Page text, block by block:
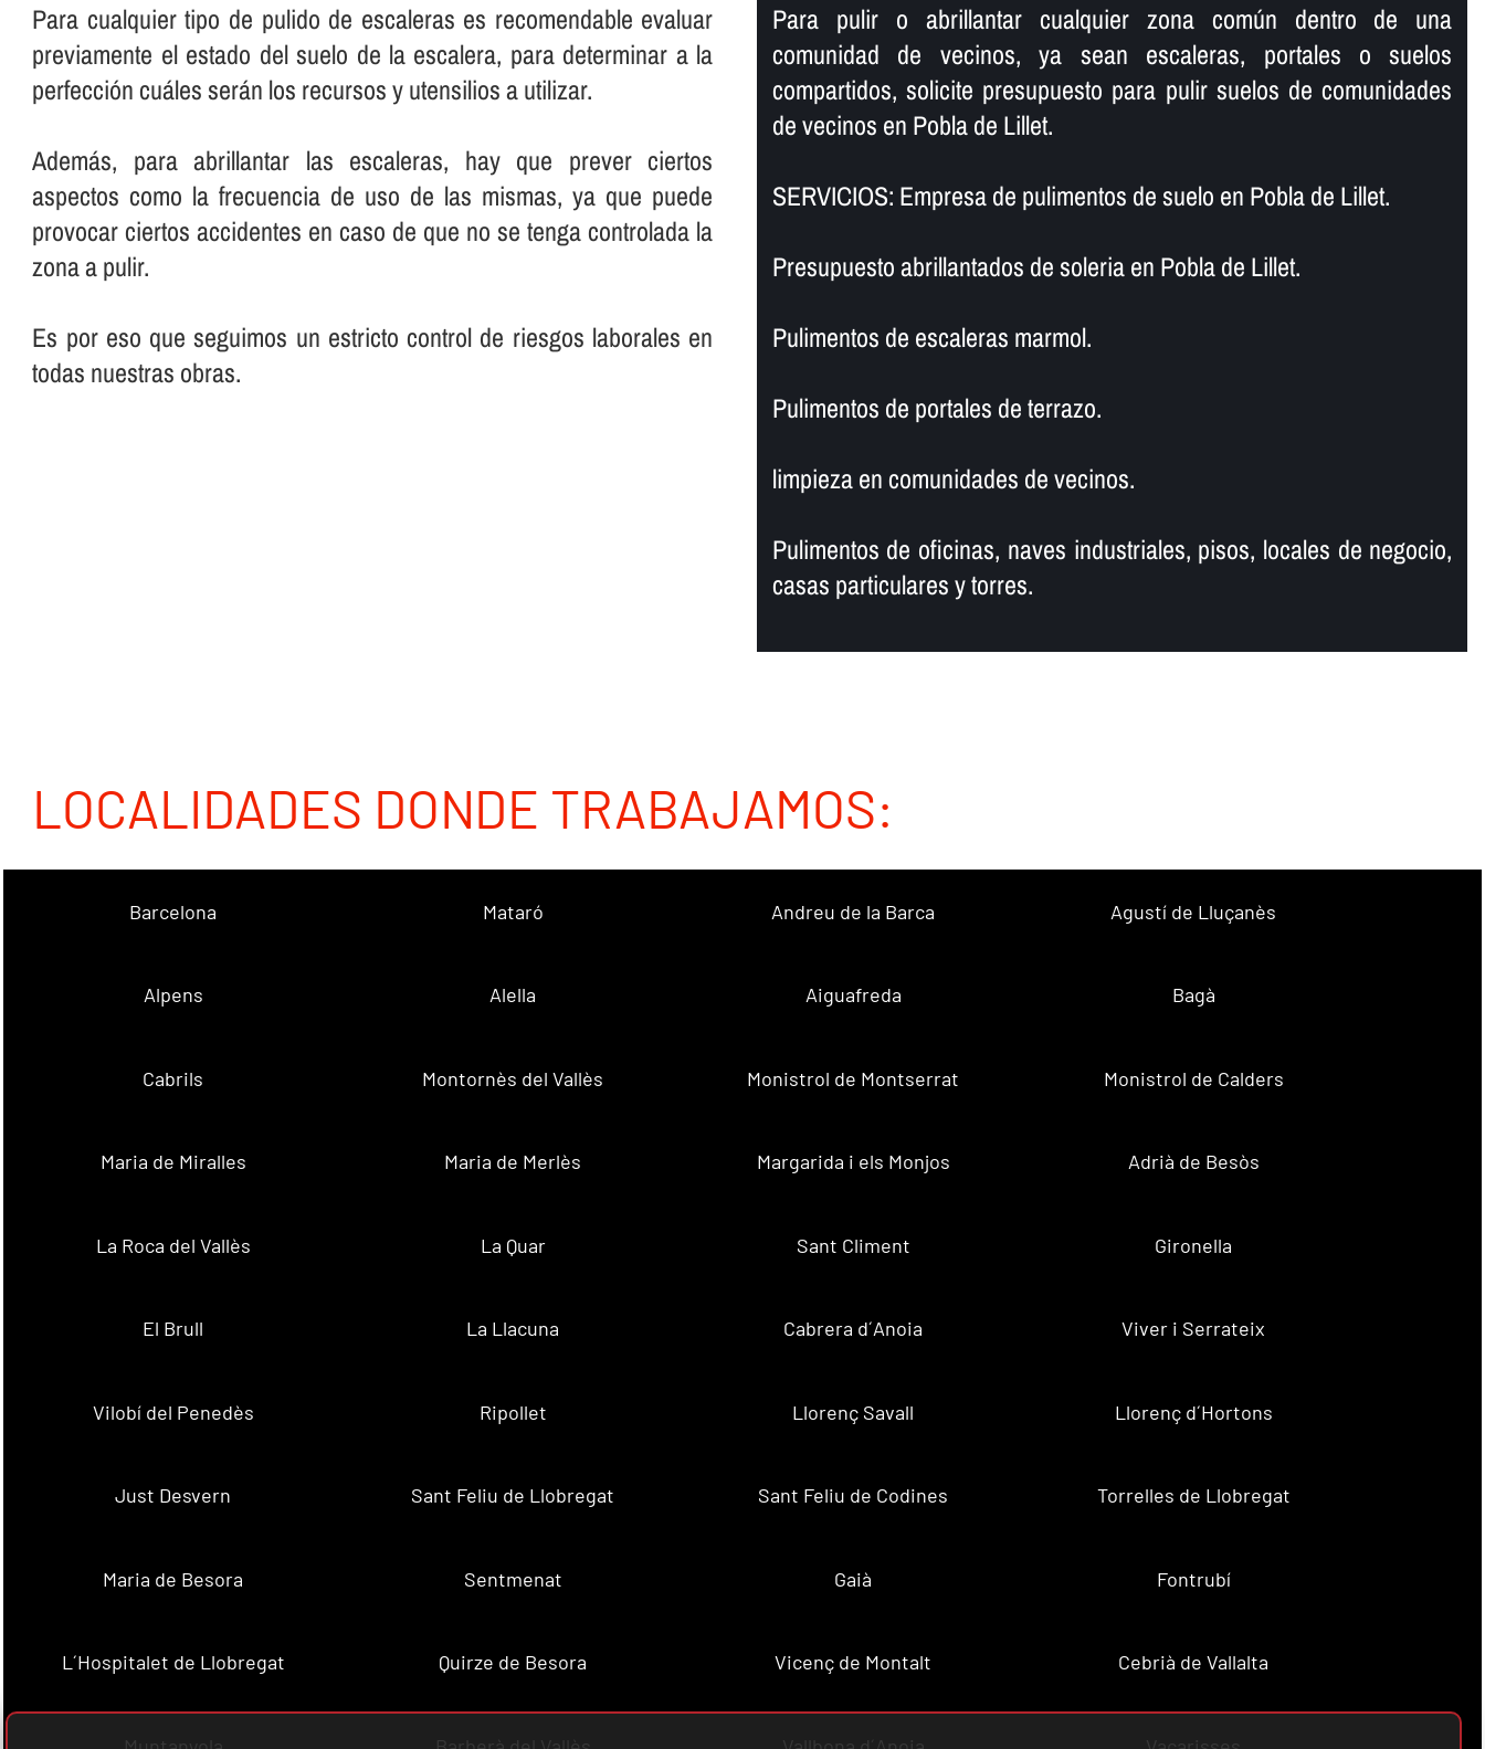
Para cualquier tipo de pulido de escaleras es recomendable evaluar
previamente el estado del suelo de la escalera, para determinar a la
perfección cuáles serán los recursos y utensilios a utilizar.
Además, para abrillantar las escaleras, hay que prever ciertos
aspectos como la frecuencia de uso de las mismas, ya que puede
provocar ciertos accidentes en caso de que no se tenga controlada la
zona a pulir.
Es por eso que seguimos un estricto control de riesgos laborales en
todas nuestras obras.
Para pulir o abrillantar cualquier zona común dentro de una
comunidad de vecinos, ya sean escaleras, portales o suelos
compartidos, solicite presupuesto para pulir suelos de comunidades
de vecinos en Pobla de Lillet.
SERVICIOS: Empresa de pulimentos de suelo en Pobla de Lillet.
Presupuesto abrillantados de soleria en Pobla de Lillet.
Pulimentos de escaleras marmol.
Pulimentos de portales de terrazo.
limpieza en comunidades de vecinos.
Pulimentos de oficinas, naves industriales, pisos, locales de negocio,
casas particulares y torres.
LOCALIDADES DONDE TRABAJAMOS:
Barcelona Mataró Andreu de la Barca Agustí de Lluçanès
Alpens Alella Aiguafreda Bagà
Cabrils Montornès del Vallès Monistrol de Montserrat Monistrol de Calders
Maria de Miralles Maria de Merlès Margarida i els Monjos Adrià de Besòs
La Roca del Vallès La Quar Sant Climent Gironella
El Brull La Llacuna Cabrera d´Anoia Viver i Serrateix
Vilobí del Penedès Ripollet Llorenç Savall Llorenç d´Hortons
Just Desvern Sant Feliu de Llobregat Sant Feliu de Codines Torrelles de Llobregat
Maria de Besora Sentmenat Gaià Fontrubí
L´Hospitalet de Llobregat Quirze de Besora Vicenç de Montalt Cebrià de Vallalta